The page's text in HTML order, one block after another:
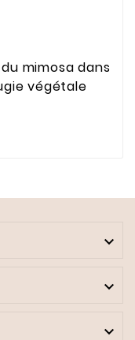
mimosa dans
végétale


